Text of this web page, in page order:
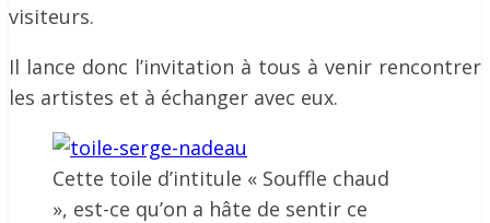
visiteurs.
Il lance donc l’invitation à tous à venir rencontrer
les artistes et à échanger avec eux.
Cette toile d’intitule « Souffle chaud
», est-ce qu’on a hâte de sentir ce